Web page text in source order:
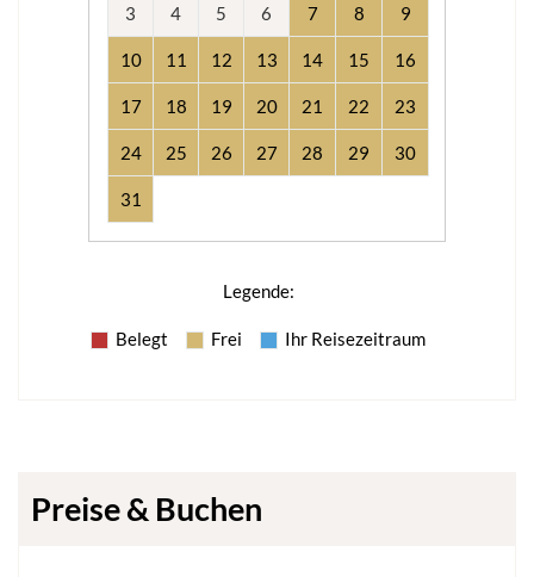
3 4 5 6 7 8 9
10 11 12 13 14 15 16
17 18 19 20 21 22 23
24 25 26 27 28 29 30
31
Legende:
Belegt Frei Ihr Reisezeitraum
Preise & Buchen